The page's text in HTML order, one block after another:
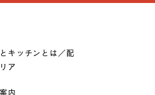
キッチンとは／配
ア
内